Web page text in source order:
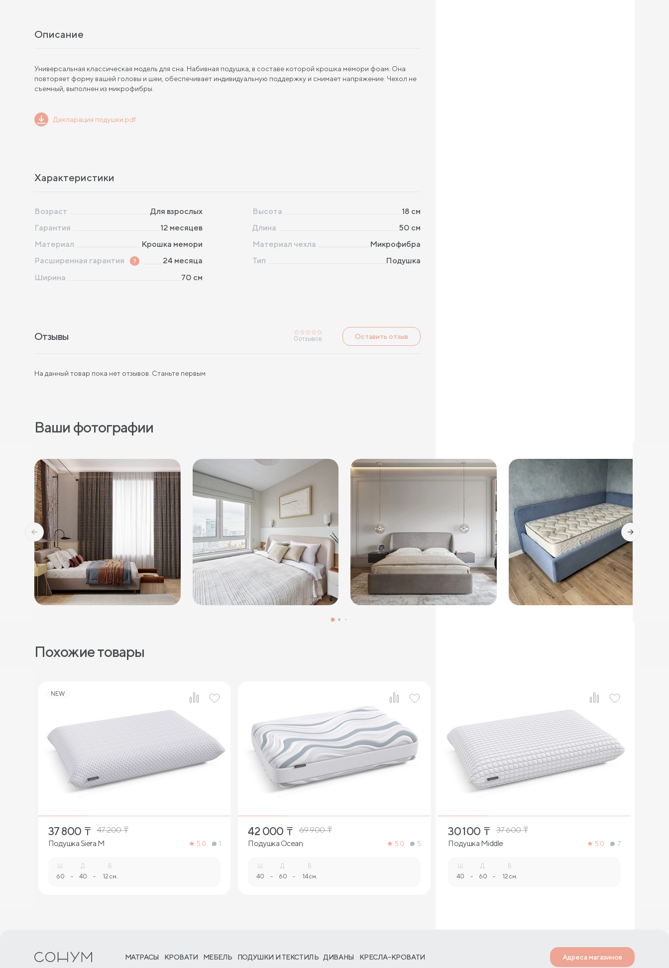
Описание
Универсальная классическая модель для сна. Набивная подушка, в составе которой крошка мемори фоам. Она
повторяет форму вашей головы и шеи, обеспечивает индивидуальную поддержку и снимает напряжение. Чехол не
съемный, выполнен из микрофибры.
Декларация подушки.pdf
Характеристики
Возраст Для взрослых Высота 18 см
Гарантия
12 месяцев Длина 50 см
Материал
Крошка мемори Материал чехла
Микрофибра
Расширенная гарантия
? 24 месяца Тип
Подушка
Ширина
70 см
Отзывы 0отзывов Оставить отзыв
На данный товар пока нет отзывов. Станьте первым
Ваши фотографии
Похожие товары
NEW
1
37 800 ₸ 47 200₸
Подушка Siera M
5.0 1
Ш.
60 -
Д.
40 -
В.
12 см.
1
42 000 ₸ 69 900₸
Подушка Ocean
5.0 5
Ш.
40 -
Д.
60 -
В.
14 см.
1
30 100 ₸ 37 600₸
Подушка Middle
5.0 7
Ш.
40 -
Д.
60 -
В.
12 см.
МАТРАСЫ КРОВАТИ МЕБЕЛЬ ПОДУШКИ И ТЕКСТИЛЬ ДИВАНЫ КРЕСЛА-КРОВАТИ Адреса магазинов